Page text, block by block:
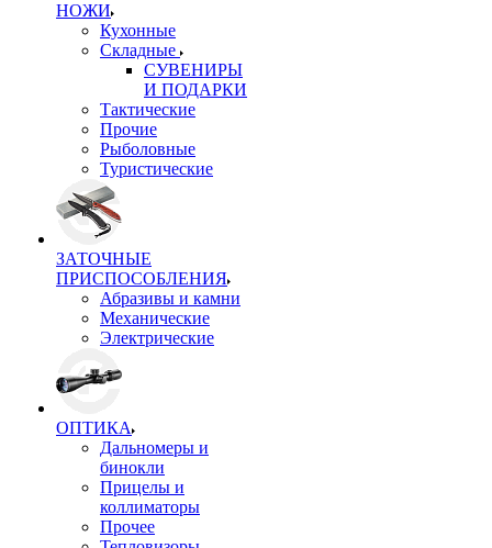
НОЖИ
Кухонные
Складные
СУВЕНИРЫ
И ПОДАРКИ
Тактические
Прочие
Рыболовные
Туристические
ЗАТОЧНЫЕ
ПРИСПОСОБЛЕНИЯ
Абразивы и камни
Механические
Электрические
ОПТИКА
Дальномеры и
бинокли
Прицелы и
коллиматоры
Прочее